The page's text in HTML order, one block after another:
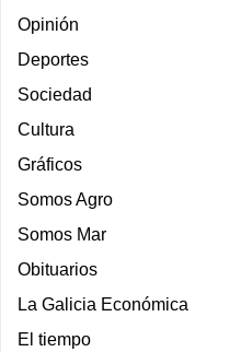
Opinión
Deportes
Sociedad
Cultura
Gráficos
Somos Agro
Somos Mar
Obituarios
La Galicia Económica
El tiempo